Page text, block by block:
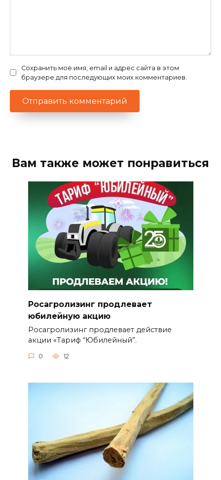
Сохранить моё имя, email и адрес сайта в этом
браузере для последующих моих комментариев.
Вам также может понравиться
Росагролизинг продлевает
юбилейную акцию
Росагролизинг продлевает действие
акции «Тариф “Юбилейный”.
0 12